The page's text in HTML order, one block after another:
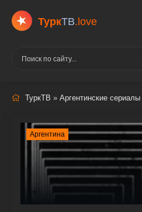
ТуркТВ.love
ТуркТВ » Аргентинские сериалы
Аргентина